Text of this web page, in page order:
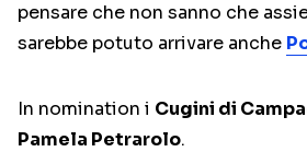
pensare che non sanno che
sarebbe potuto arrivare anche
In nomination i Cugini di
Pamela Petrarolo.